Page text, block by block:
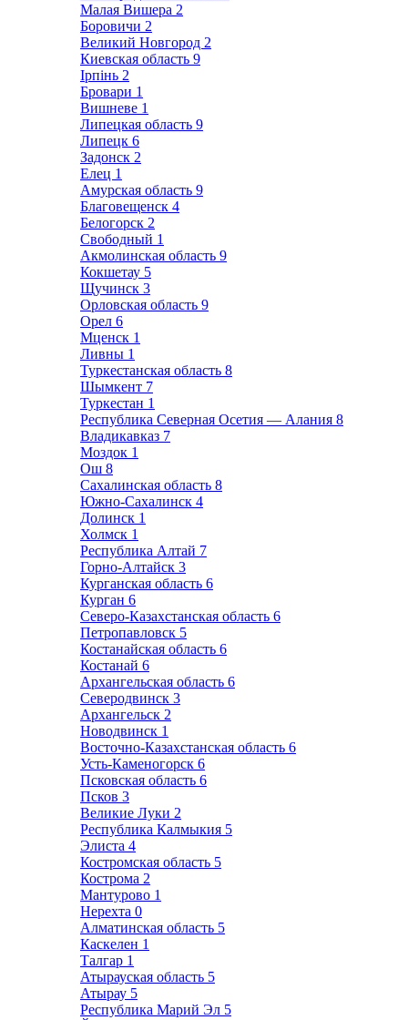
Малая Вишера 2
Боровичи 2
Великий Новгород 2
Киевская область 9
Ірпінь 2
Бровари 1
Вишневе 1
Липецкая область 9
Липецк 6
Задонск 2
Елец 1
Амурская область 9
Благовещенск 4
Белогорск 2
Свободный 1
Акмолинская область 9
Кокшетау 5
Щучинск 3
Орловская область 9
Орел 6
Мценск 1
Ливны 1
Туркестанская область 8
Шымкент 7
Туркестан 1
Республика Северная Осетия — Алания 8
Владикавказ 7
Моздок 1
Ош 8
Сахалинская область 8
Южно-Сахалинск 4
Долинск 1
Холмск 1
Республика Алтай 7
Горно-Алтайск 3
Курганская область 6
Курган 6
Северо-Казахстанская область 6
Петропавловск 5
Костанайская область 6
Костанай 6
Архангельская область 6
Северодвинск 3
Архангельск 2
Новодвинск 1
Восточно-Казахстанская область 6
Усть-Каменогорск 6
Псковская область 6
Псков 3
Великие Луки 2
Республика Калмыкия 5
Элиста 4
Костромская область 5
Кострома 2
Мантурово 1
Нерехта 0
Алматинская область 5
Каскелен 1
Талгар 1
Атырауская область 5
Атырау 5
Республика Марий Эл 5